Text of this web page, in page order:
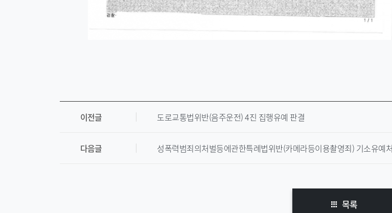
이전글 도로교통법위반(음주운전) 4진 집행유예 판결
다음글 성폭력범죄의처벌등에관한특례법위반(카메라등이용촬영죄) 기소유예
목록